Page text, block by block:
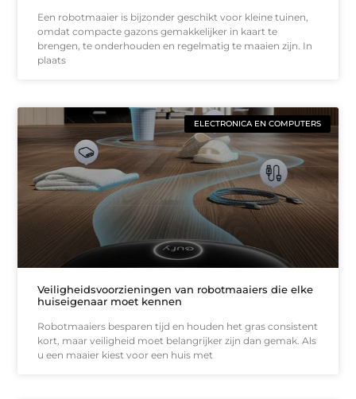
Een robotmaaier is bijzonder geschikt voor kleine tuinen,
omdat compacte gazons gemakkelijker in kaart te
brengen, te onderhouden en regelmatig te maaien zijn. In
plaats
ELECTRONICA EN COMPUTERS
Veiligheidsvoorzieningen van robotmaaiers die elke
huiseigenaar moet kennen
Robotmaaiers besparen tijd en houden het gras consistent
kort, maar veiligheid moet belangrijker zijn dan gemak. Als
u een maaier kiest voor een huis met